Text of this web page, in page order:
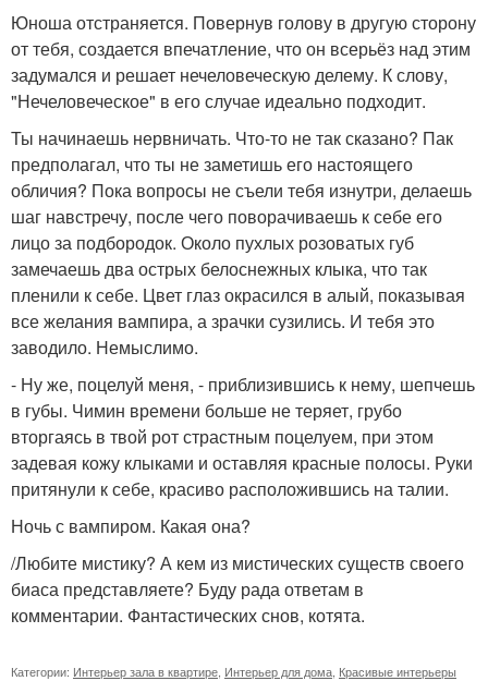
Юноша отстраняется. Повернув голову в другую сторону
от тебя, создается впечатление, что он всерьёз над этим
задумался и решает нечеловеческую делему. К слову,
"Нечеловеческое" в его случае идеально подходит.
Ты начинаешь нервничать. Что-то не так сказано? Пак
предполагал, что ты не заметишь его настоящего
обличия? Пока вопросы не съели тебя изнутри, делаешь
шаг навстречу, после чего поворачиваешь к себе его
лицо за подбородок. Около пухлых розоватых губ
замечаешь два острых белоснежных клыка, что так
пленили к себе. Цвет глаз окрасился в алый, показывая
все желания вампира, а зрачки сузились. И тебя это
заводило. Немыслимо.
- Ну же, поцелуй меня, - приблизившись к нему, шепчешь
в губы. Чимин времени больше не теряет, грубо
вторгаясь в твой рот страстным поцелуем, при этом
задевая кожу клыками и оставляя красные полосы. Руки
притянули к себе, красиво расположившись на талии.
Ночь с вампиром. Какая она?
/Любите мистику? А кем из мистических существ своего
биаса представляете? Буду рада ответам в
комментарии. Фантастических снов, котята.
Категории: Интерьер зала в квартире Интерьер для дома Красивые интерьеры